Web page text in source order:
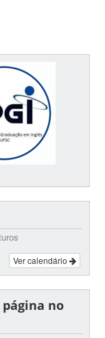
Ver calendário
no